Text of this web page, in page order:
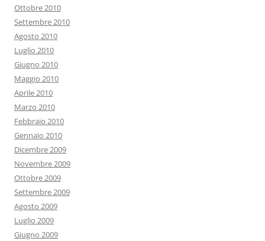
Ottobre 2010
Settembre 2010
Agosto 2010
Luglio 2010
Giugno 2010
Maggio 2010
Aprile 2010
Marzo 2010
Febbraio 2010
Gennaio 2010
Dicembre 2009
Novembre 2009
Ottobre 2009
Settembre 2009
Agosto 2009
Luglio 2009
Giugno 2009